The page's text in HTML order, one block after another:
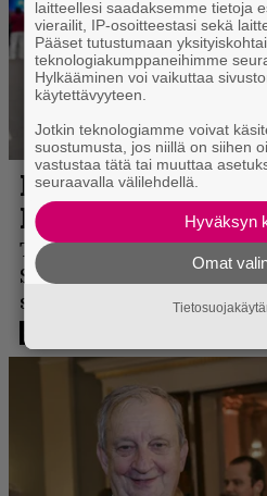
laitteellesi saadaksemme tietoja
vierailit, IP-osoitteestasi sekä
Pääset tutustumaan
teknologiakumppaneihimme
Hylkääminen voi vaikuttaa
käytettävyyteen.
Jotkin teknologiamme voivat
suostumusta, jos niillä on siihen
vastustaa tätä tai muuttaa
seuraavalla välilehdellä.
Hyväksyn
Omat